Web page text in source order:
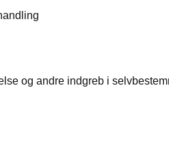
og andre indgreb i